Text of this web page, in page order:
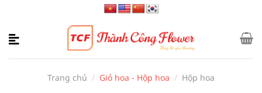
nội
Trang chủ / Giỏ hoa - Hộp hoa / Hộp hoa